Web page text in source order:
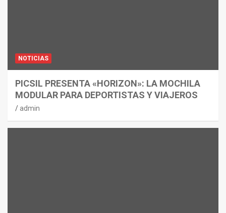
NOTICIAS
PICSIL PRESENTA «HORIZON»: LA MOCHILA
MODULAR PARA DEPORTISTAS Y VIAJEROS
admin